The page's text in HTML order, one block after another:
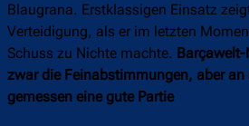
Blaugrana. Erstklassigen Einsatz
Verteidigung, als er im letzten
Schuss zu Nichte machte. Barçawelt-
zwar die Feinabstimmungen, aber
gemessen eine gute Partie